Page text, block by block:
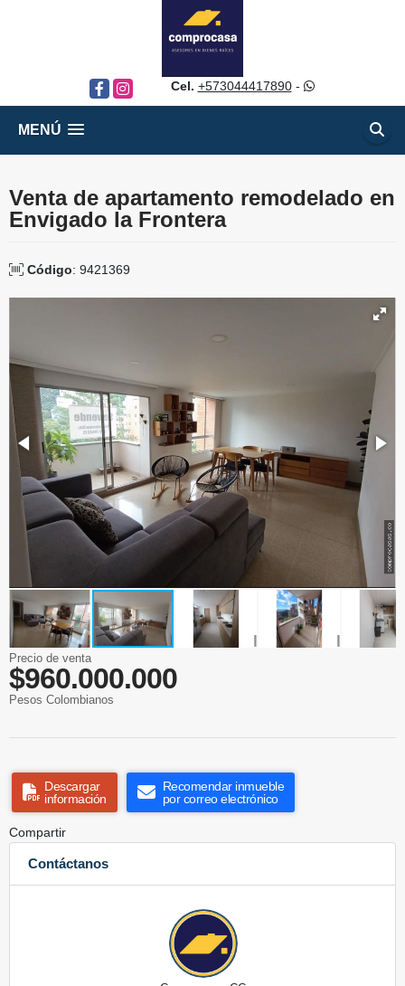
FacebookInstagram Cel. +573044417890-
MENÚ
Venta de apartamento remodelado en
Envigado la Frontera
Código: 9421369
Precio de venta
$960.000.000
Pesos Colombianos
Descargar
información
Recomendar inmueble
por correo electrónico
Compartir
Contáctanos